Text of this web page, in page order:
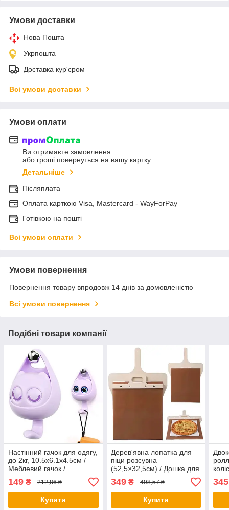
Умови доставки
Нова Пошта
Укрпошта
Доставка кур'єром
Всі умови доставки
Умови оплати
Ви отримаєте замовлення
або гроші повернуться на вашу картку
Детальніше
Післяплата
Оплата карткою Visa, Mastercard - WayForPay
Готівкою на пошті
Всі умови оплати
Умови повернення
Повернення товару впродовж 14 днів за домовленістю
Всі умови повернення
Подібні товари компанії
Настінний гачок для одягу,
до 2кг, 10.5х6.1х4.5см /
Меблевий гачок /
ключів
149 ₴ 212,86 ₴
Купити
Дерев'явна лопатка для
піци розсувна
(52,5×32,5см) / Дошка для
піци / Дошка-підставка під
піцу
349₴ 498,57 ₴
Купити
345